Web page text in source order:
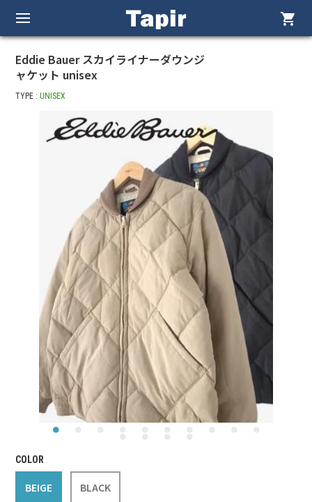
shopping_cart
Eddie Bauer スカイライナーダウンジ
ャケット unisex
TYPE : UNISEX
COLOR
BEIGE BLACK